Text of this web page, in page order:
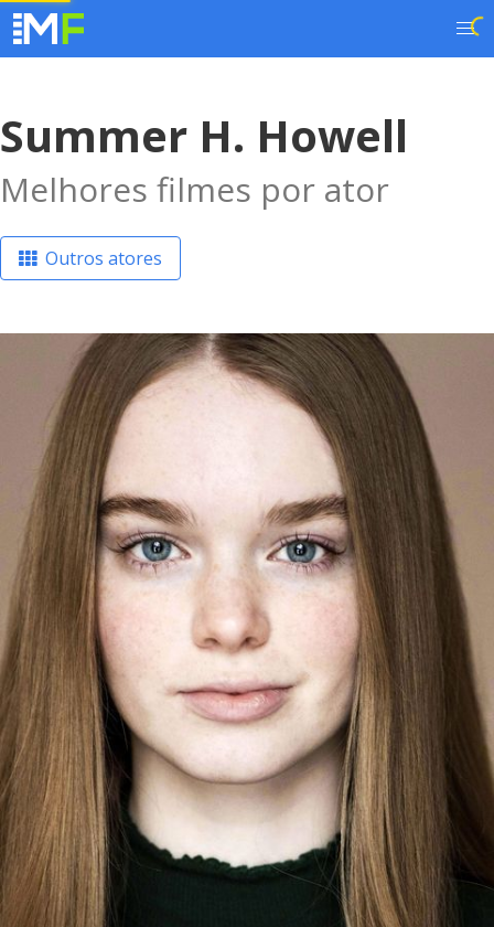
Summer H. Howell
Melhores filmes por ator
Outros atores